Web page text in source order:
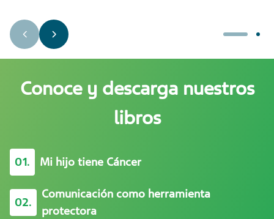
Conoce y descarga nuestros
libros
01. Mi hijo tiene Cáncer
02.
Comunicación como herramienta
protectora